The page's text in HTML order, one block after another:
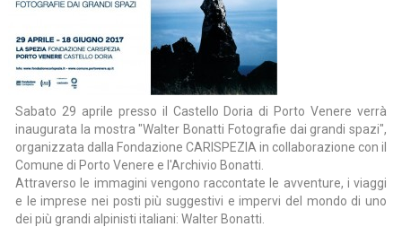
Sabato 29 aprile presso il Castello Doria di Porto Venere verrà
inaugurata la mostra "Walter Bonatti Fotografie dai grandi spazi",
organizzata dalla Fondazione CARISPEZIA in collaborazione con il
Comune di Porto Venere e l'Archivio Bonatti.
Attraverso le immagini vengono raccontate le avventure, i viaggi
e le imprese nei posti più suggestivi e impervi del mondo di uno
dei più grandi alpinisti italiani: Walter Bonatti.